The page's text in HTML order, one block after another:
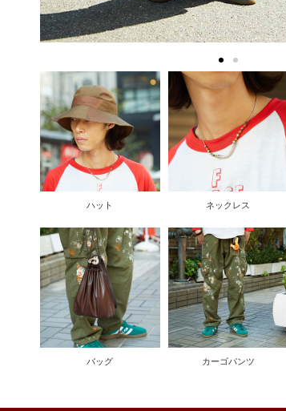
ハット ネックレス
バッグ カーゴパンツ